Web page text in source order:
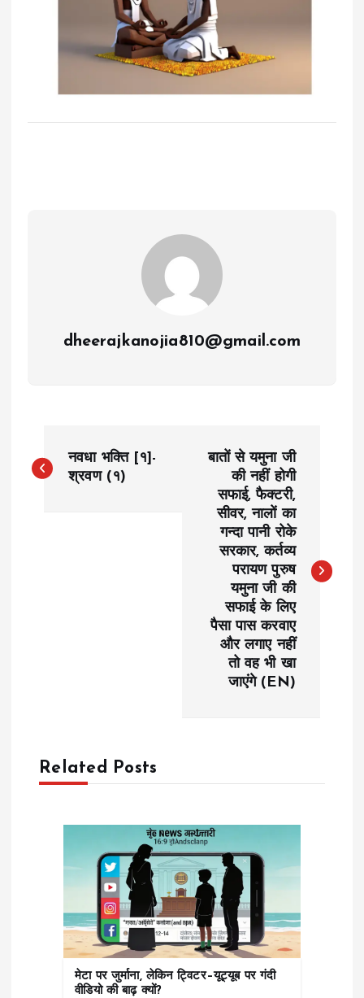
dheerajkanojia810@gmail.com
o
g
नवधा भक्ति [१]-
श्रवण (१)
बातों से यमुना जी
की नहीं होगी
सफाई, फैक्टरी,
सीवर, नालों का
गन्दा पानी रोके
सरकार, कर्तव्य
परायण पुरुष
यमुना जी की
सफाई के लिए
पैसा पास करवाए
और लगाए नहीं
तो वह भी खा
जाएंगे (EN)
Related Posts
मेटा पर जुर्माना, लेकिन ट्विटर–यूट्यूब पर गंदी
वीडियो की बाढ़ क्यों?